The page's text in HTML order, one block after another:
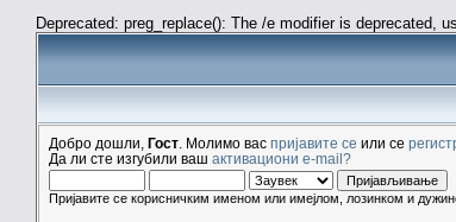
Deprecated: preg_replace(): The /e modifier is deprecated,
Добро дошли, Гост . Молимо вас пријавите се или се
Да ли сте изгубили ваш активациони e-mail?
Пријавите се корисничким именом или имејлом, лозинком и